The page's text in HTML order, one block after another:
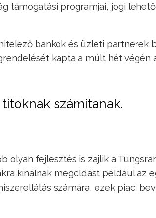
támogatási programjai, jogi
bankok és üzleti partnerek
kapta a múlt hét végén
számítanak.
olyan fejlesztés is zajlik a
kínálnak megoldást például az
számára, ezek piaci